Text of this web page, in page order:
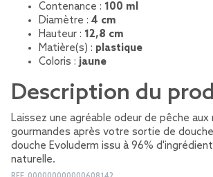
Contenance : 100 ml
Diamètre : 4 cm
Hauteur : 12,8 cm
Matière(s) : plastique
Coloris : jaune
Description du
Laissez une agréable odeur de pêche aux
gourmandes après votre sortie de
douche Evoluderm issu à 96%
naturelle.